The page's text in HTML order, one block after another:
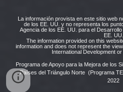
La información provista en este sitio web
de los EE. UU. y no representa los
Agencia de los EE. UU. para el
EE. UU.
The information provided on this
information and does not represent the
International Development
Programa de Apoyo para la Mejora de los
Países del Triángulo Norte (Programa
2022